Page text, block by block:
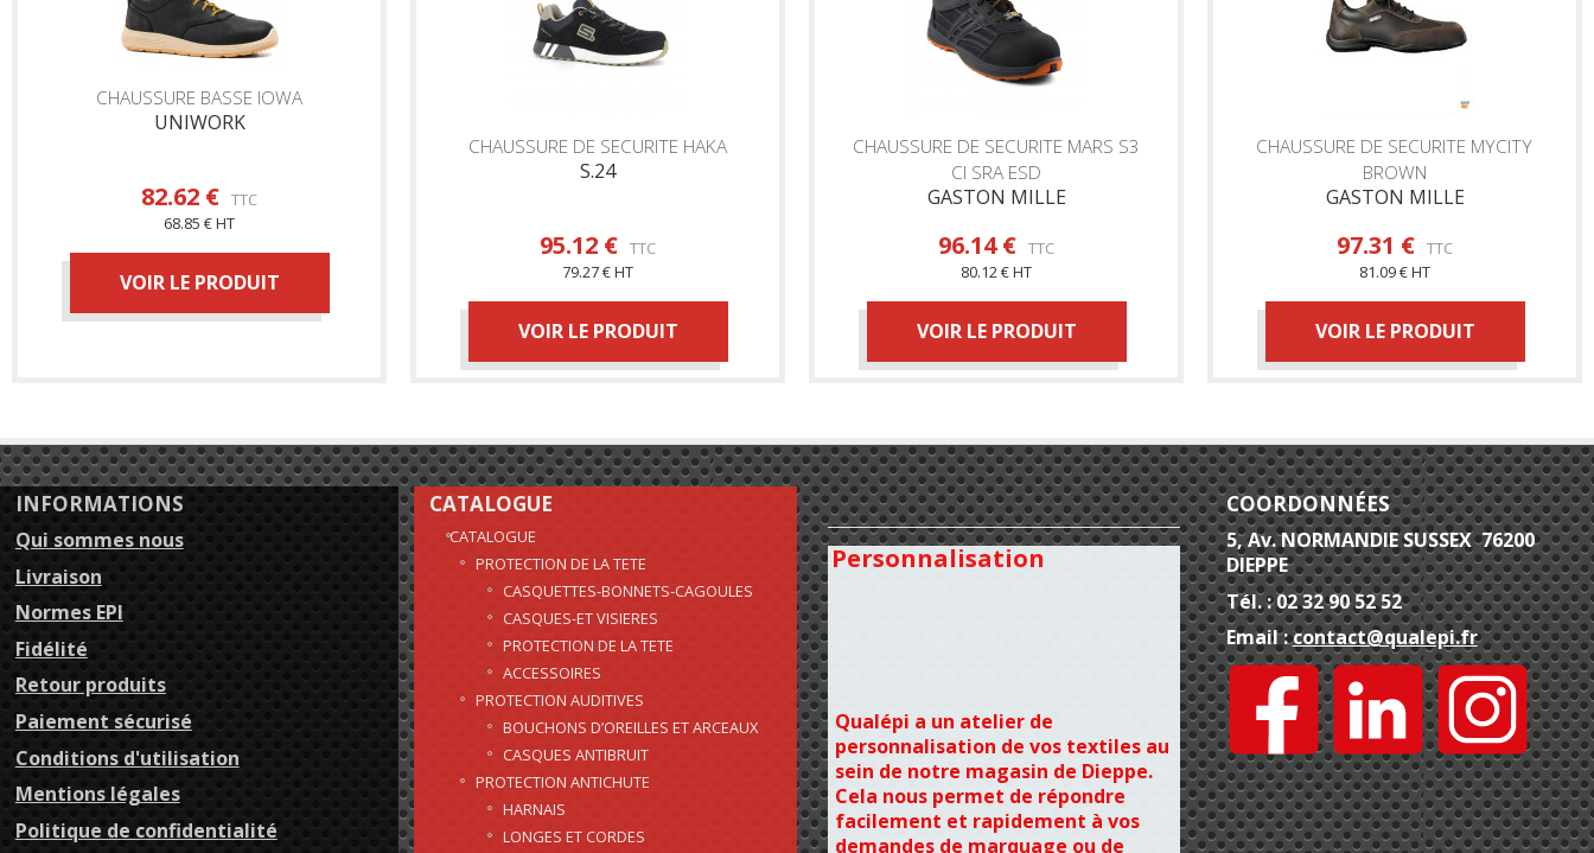
CHAUSSURE BASSE IOWA
UNIWORK
82.62 € TTC
68.85 € HT
VOIR LE PRODUIT
CHAUSSURE DE SECURITE HAKA
S.24
95.12 € TTC
79.27 € HT
VOIR LE PRODUIT
CHAUSSURE DE SECURITE MARS S3
CI SRA ESD
GASTON MILLE
96.14 € TTC
80.12 € HT
VOIR LE PRODUIT
CHAUSSURE DE SECURITE MYCITY
BROWN
GASTON MILLE
97.31 € TTC
81.09 € HT
VOIR LE PRODUIT
INFORMATIONS
Qui sommes nous
Livraison
Normes EPI
Fidélité
Retour produits
Paiement sécurisé
Conditions d'utilisation
Mentions légales
Politique de confidentialité
CATALOGUE
CATALOGUE
PROTECTION DE LA TETE
CASQUETTES-BONNETS-CAGOULES
CASQUES-ET VISIERES
PROTECTION DE LA TETE
ACCESSOIRES
PROTECTION AUDITIVES
BOUCHONS D’OREILLES ET ARCEAUX
CASQUES ANTIBRUIT
PROTECTION ANTICHUTE
HARNAIS
LONGES ET CORDES
Personnalisation
Qualépi a un atelier de
personnalisation de vos textiles au
sein de notre magasin de Dieppe.
Cela nous permet de répondre
facilement et rapidement à vos
demandes de marquage ou de
COORDONNÉES
5, Av. NORMANDIE SUSSEX 76200
DIEPPE
Tél. : 02 32 90 52 52
Email :contact@qualepi.fr